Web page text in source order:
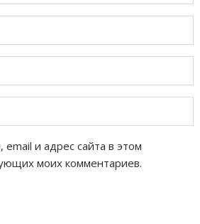
и адрес сайта в этом
моих комментариев.